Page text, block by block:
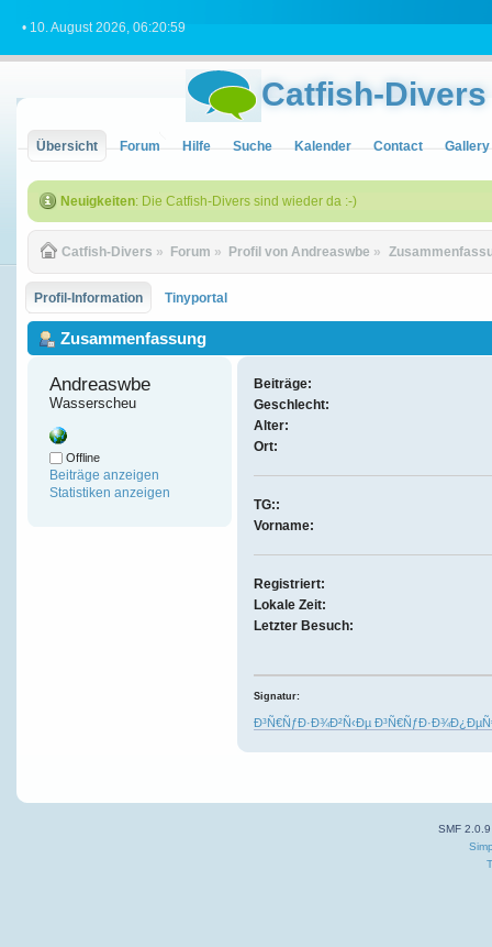
• 10. August 2026, 06:20:59
Catfish-Divers
Übersicht Forum Hilfe Suche Kalender Contact Gallery
Neuigkeiten: Die Catfish-Divers sind wieder da :-)
Catfish-Divers » Forum » Profil von Andreaswbe »
Profil-Information Tinyportal
Zusammenfassung
Andreaswbe
Wasserscheu
Offline
Beiträge anzeigen
Statistiken anzeigen
Beiträge:
Geschlecht:
Alter:
Ort:
TG::
Vorname:
Registriert:
Lokale Zeit:
Letzter Besuch:
Signatur:
Ð³Ñ€ÑƒÐ·Ð¾Ð²Ñ‹Ðµ
SMF 2.0.9